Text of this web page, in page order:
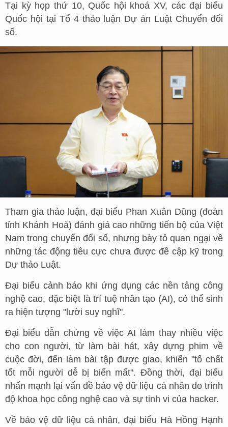
Tại kỳ họp thứ 10, Quốc hội khoá XV, các đại biểu
Quốc hội tại Tổ 4 thảo luận Dự án Luật Chuyển đổi
số.
Tham gia thảo luận, đại biểu Phan Xuân Dũng (đoàn
tỉnh Khánh Hoà) đánh giá cao những tiến bộ của Việt
Nam trong chuyển đổi số, nhưng bày tỏ quan ngại về
những tác động tiêu cực chưa được đề cập kỹ trong
Dự thảo Luật.
Đại biểu cảnh báo khi ứng dụng các nền tảng công
nghệ cao, đặc biệt là trí tuệ nhân tạo (AI), có thể sinh
ra hiện tượng "lười suy nghĩ".
Đại biểu dẫn chứng về việc AI làm thay nhiều việc
cho con người, từ làm bài hát, xây dựng phim về
cuộc đời, đến làm bài tập được giao, khiến "tố chất
tốt mỗi người dễ bị biến mất". Đồng thời, đại biểu
nhấn mạnh lại vấn đề bảo vệ dữ liệu cá nhân do trình
độ khoa học công nghệ cao và sự tinh vi của hacker.
Về bảo vệ dữ liệu cá nhân, đại biểu Hà Hồng Hạnh